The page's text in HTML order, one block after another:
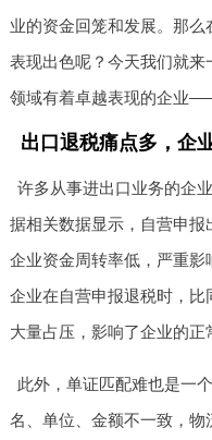
业的资金回笼和发展。那
表现出色呢？今天我们就
领域有着卓越表现的企业
出口退税痛点多，企
许多从事进出口业务的企
据相关数据显示，自营申
企业资金周转率低，严重
企业在自营申报退税时，
大量占压，影响了企业的正
此外，单证匹配难也是一
名、单位、金额不一致，